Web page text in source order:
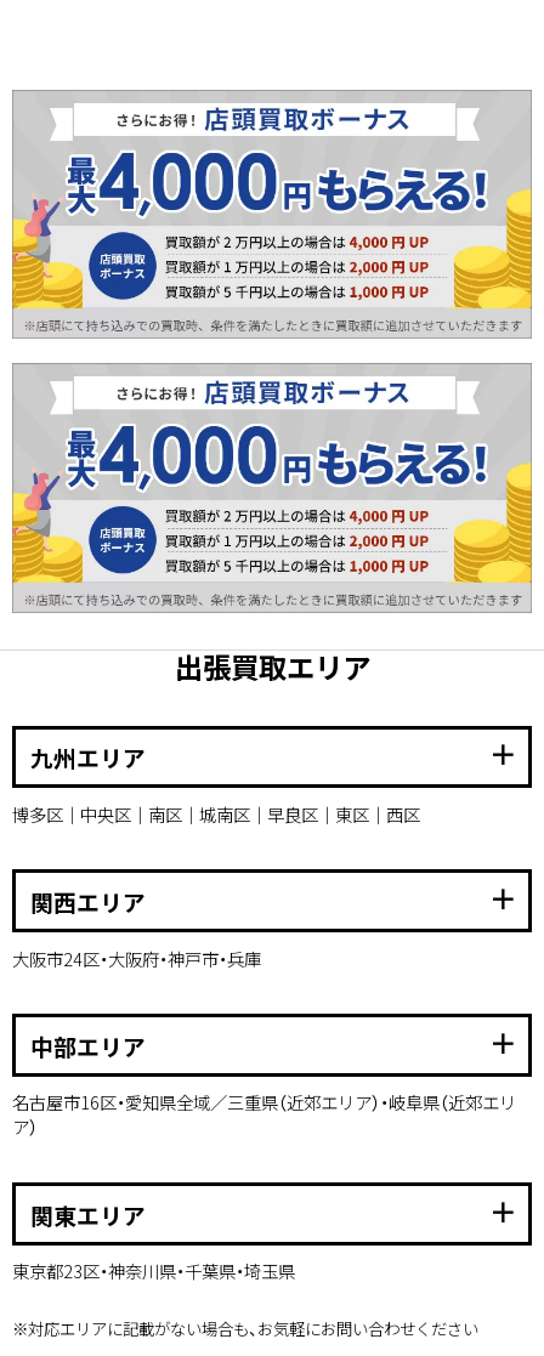
出張買取エリア
九州エリア add
博多区｜中央区｜南区｜城南区｜早良区｜東区｜西区
関西エリア add
大阪市24区・大阪府・神戸市・兵庫
中部エリア add
名古屋市16区・愛知県全域／三重県（近郊エリア）・岐阜県（近郊エリ
ア）
関東エリア add
東京都23区・神奈川県・千葉県・埼玉県
※対応エリアに記載がない場合も、お気軽にお問い合わせください